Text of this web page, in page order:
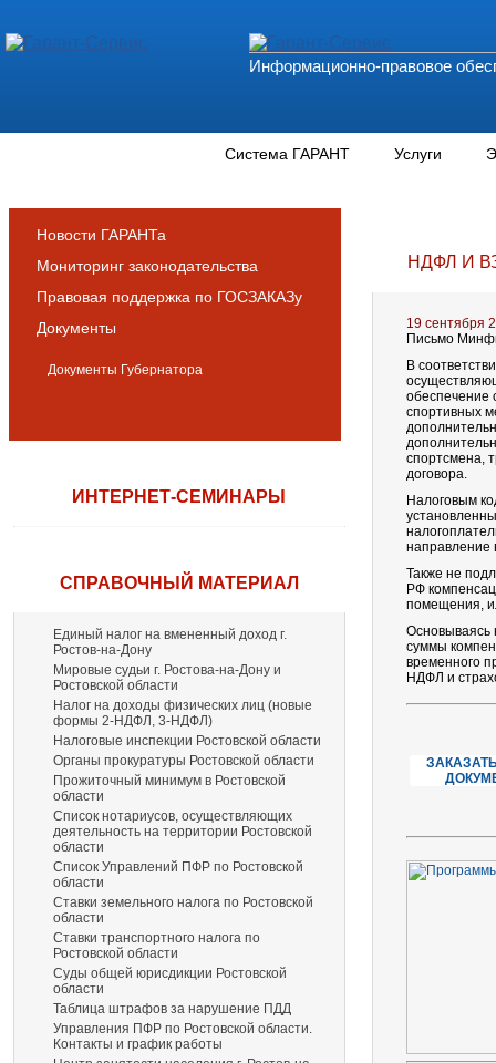
Информационно-правовое
Система ГАРАНТ Услуги
Новости ГАРАНТа
Мониторинг законодательства
Правовая поддержка по ГОСЗАКАЗу
Документы
Документы Губернатора
ИНТЕРНЕТ-СЕМИНАРЫ
СПРАВОЧНЫЙ МАТЕРИАЛ
Единый налог на вмененный доход г.
Ростов-на-Дону
Мировые судьи г. Ростова-на-Дону и
Ростовской области
Налог на доходы физических лиц (новые
формы 2-НДФЛ, 3-НДФЛ)
Налоговые инспекции Ростовской области
Органы прокуратуры Ростовской области
Прожиточный минимум в Ростовской
области
Список нотариусов, осуществляющих
деятельность на территории Ростовской
области
Список Управлений ПФР по Ростовской
области
Ставки земельного налога по Ростовской
области
Ставки транспортного налога по
Ростовской области
Суды общей юрисдикции Ростовской
области
Таблица штрафов за нарушение ПДД
Управления ПФР по Ростовской области.
Контакты и график работы
НДФЛ И
19 сентября
Письмо
В
обеспечение
спортивных
спортсмена,
договора.
Налоговым
направление
Также не
РФ
помещения,
Основываясь
суммы
временного
НДФЛ и